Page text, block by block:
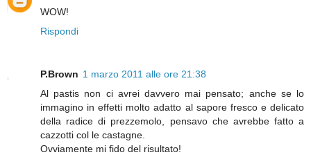
WOW!
Rispondi
P.Brown 1 marzo 2011 alle ore 21:38
Al pastis non ci avrei davvero mai pensato; anche se lo
immagino in effetti molto adatto al sapore fresco e delicato
della radice di prezzemolo, pensavo che avrebbe fatto a
cazzotti col le castagne.
Ovviamente mi fido del risultato!